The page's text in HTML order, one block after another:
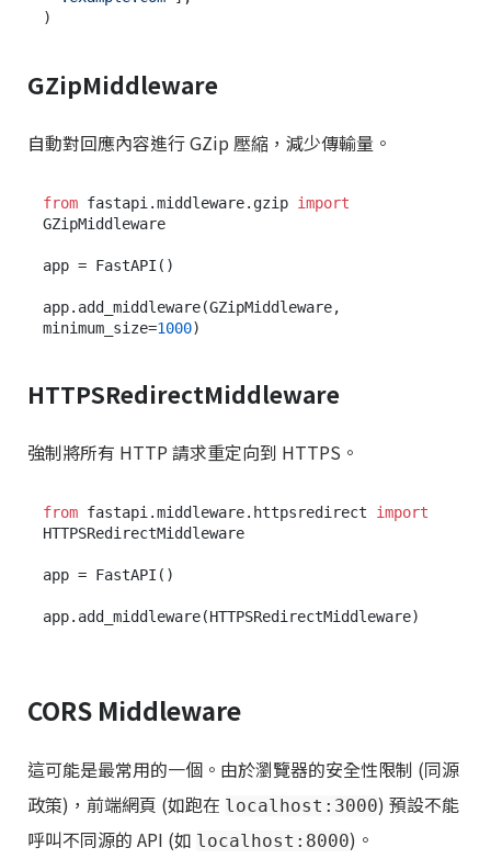
GZipMiddleware
自動對回應內容進行 GZip 壓縮，減少傳輸量。
from fastapi.middleware.gzip import
GZipMiddleware
app = FastAPI()
app.add_middleware(GZipMiddleware,
minimum_size=1000
HTTPSRedirectMiddleware
強制將所有 HTTP 請求重定向到 HTTPS。
from fastapi.middleware.httpsredirect import
HTTPSRedirectMiddleware
app = FastAPI()
CORS Middleware
這可能是最常用的一個。由於瀏覽器的安全性限制 (同源
政策)，前端網頁 (如跑在 localhost:3000) 預設不能
呼叫不同源的 API (如 localhost:8000)。